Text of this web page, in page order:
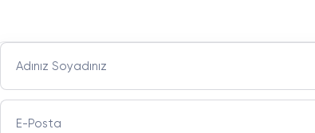
Adınız Soyadınız
E-Posta